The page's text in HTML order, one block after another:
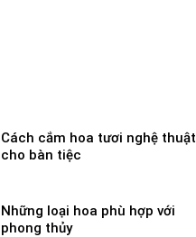
Cách cắm hoa tươi nghệ thuật
cho bàn tiệc
Những loại hoa phù hợp với
phong thủy